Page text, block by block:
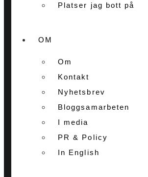
Platser jag bott på
OM
Om
Kontakt
Nyhetsbrev
Bloggsamarbeten
I media
PR & Policy
In English